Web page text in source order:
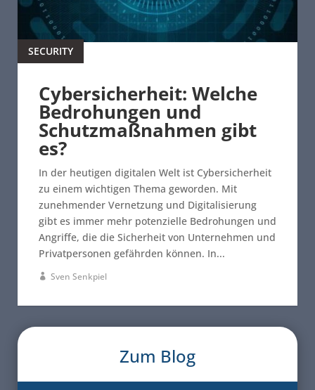
Cybersicherheit: Welche
Bedrohungen und
Schutzmaßnahmen gibt
es?
SECURITY
In der heutigen digitalen Welt ist Cybersicherheit
zu einem wichtigen Thema geworden. Mit
zunehmender Vernetzung und Digitalisierung
gibt es immer mehr potenzielle Bedrohungen und
Angriffe, die die Sicherheit von Unternehmen und
Privatpersonen gefährden können. In...
Sven Senkpiel
Zum Blog